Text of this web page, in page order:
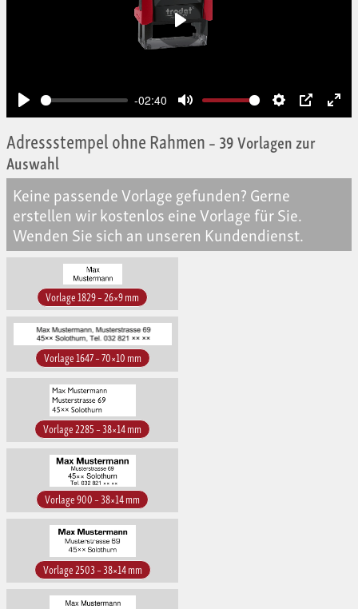
Play
-02:40
Mute Settings
PIP
Play
Adressstempel ohne Rahmen– 39 Vorlagen zur
Auswahl
Keine passende Vorlage gefunden? Gerne
erstellen wir kostenlos eine Vorlage für Sie.
Wenden Sie sich an unseren Kundendienst.
Vorlage 1829 – 26×9 mm
Vorlage 1647 – 70×10 mm
Vorlage 2285 – 38×14 mm
Vorlage 900 – 38×14 mm
Vorlage 2503 – 38×14 mm